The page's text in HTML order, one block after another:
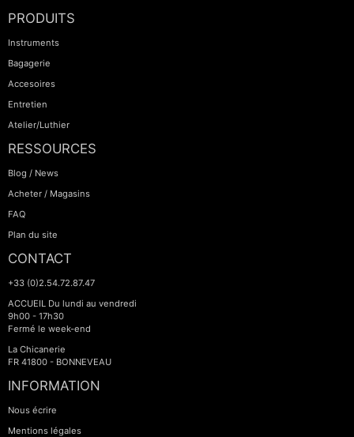
PRODUITS
Instruments
Bagagerie
Accesoires
Entretien
Atelier/Luthier
RESSOURCES
Blog / News
Acheter / Magasins
FAQ
Plan du site
CONTACT
+33 (0)2.54.72.87.47
ACCUEIL Du lundi au vendredi
9h00 - 17h30
Fermé le week-end
La Chicanerie
FR 41800 - BONNEVEAU
INFORMATION
Nous écrire
Mentions légales